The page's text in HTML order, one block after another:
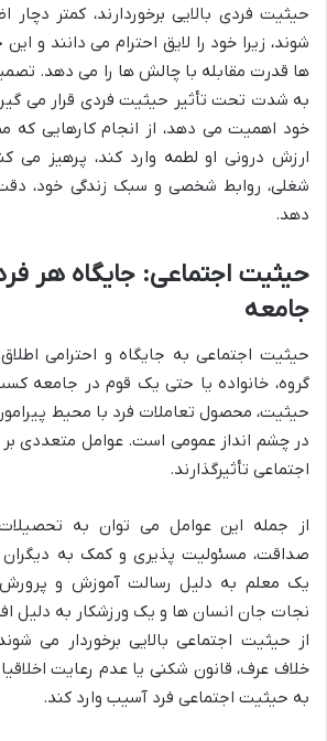
حیثیت فردی بالایی برخوردارند، کمتر
شوند، زیرا خود را لایق احترام می دانند و
ها قدرت مقابله با چالش ها را می دهد.
به شدت تحت تأثیر حیثیت فردی قرار می
خود اهمیت می دهد، از انجام کارهایی که
ارزش درونی او لطمه وارد کند، پرهیز می
شغلی، روابط شخصی و سبک زندگی خود،
دهد.
حیثیت اجتماعی: جایگاه هر فرد
جامعه
حیثیت اجتماعی به جایگاه و احترامی
گروه، خانواده یا حتی یک قوم در جامعه
حیثیت، محصول تعاملات فرد با محیط
در چشم انداز عمومی است. عوامل متعددی
اجتماعی تأثیرگذارند.
از جمله این عوامل می توان به تحصیلات،
صداقت، مسئولیت پذیری و کمک به دیگران
یک معلم به دلیل رسالت آموزش و
نجات جان انسان ها و یک ورزشکار به دلیل
از حیثیت اجتماعی بالایی برخوردار می
خلاف عرف، قانون شکنی یا عدم رعایت
به حیثیت اجتماعی فرد آسیب وارد کند.